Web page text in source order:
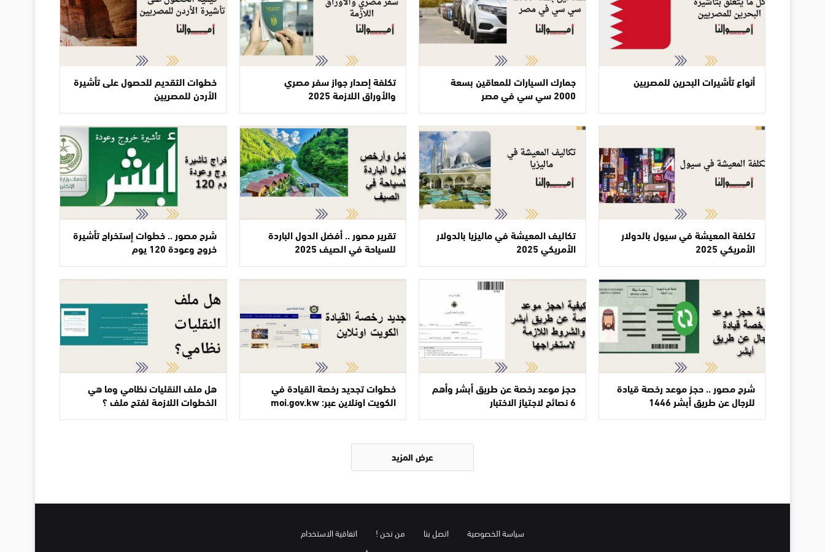
أنواع تأشيرات البحرين للمصريين جمارك السيارات للمعاقين بسعة
2000 سي سي في مصر
تكلفة إصدار جواز سفر مصري
والأوراق اللازمة 2025
خطوات التقديم للحصول على تأشيرة
الأردن للمصريين
تكلفة المعيشة في سيول بالدولار
الأمريكي 2025
تكاليف المعيشة في ماليزيا بالدولار
الأمريكي 2025
تقرير مصور .. أفضل الدول الباردة
للسياحة في الصيف 2025
شرح مصور .. خطوات إستخراج تأشيرة
خروج وعودة 120 يوم
شرح مصور .. حجز موعد رخصة قيادة
للرجال عن طريق أبشر 1446
حجز موعد رخصة عن طريق أبشر وأهم
6 نصائح لاجتياز الاختبار
خطوات تجديد رخصة القيادة في
الكويت اونلاين عبر: moi.gov.kw
هل ملف النقليات نظامي وما هي
الخطوات اللازمة لفتح ملف ؟
عرض المزيد
سياسة الخصوصية اتصل بنا من نحن ! اتفاقية الاستخدام